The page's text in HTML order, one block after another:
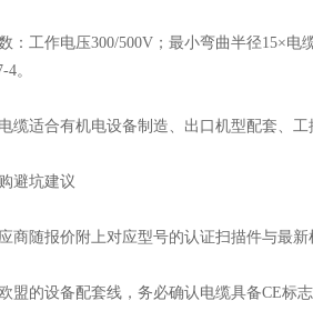
工作电压300/500V；最小弯曲半径15×电
。
适合有机电设备制造、出口机型配套、工
坑建议
随报价附上对应型号的认证扫描件与最新
的设备配套线，务必确认电缆具备CE标志